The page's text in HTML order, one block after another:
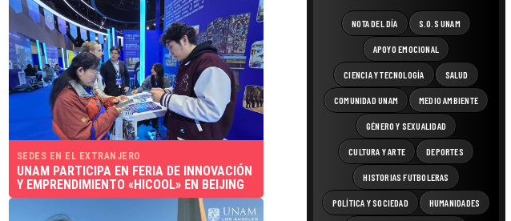
NOTA DEL DÍA S.O.S UNAM
APOYO EMOCIONAL
CIENCIA Y TECNOLOGÍA SALUD
COMUNIDAD UNAM MEDIO AMBIENTE
GÉNERO Y SEXUALIDAD
CULTURA Y ARTE DEPORTES
HISTORIAS FUTBOLERAS
POLÍTICA Y SOCIEDAD HUMANIDADES
SEDES EN EL EXTRANJERO
UNAM PARTICIPA EN FERIA DE INNOVACIÓN
Y EMPRENDIMIENTO «HICOOL» EN BEIJING